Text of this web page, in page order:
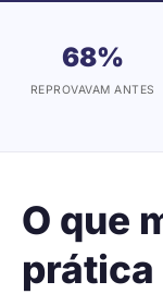
68%
REPROVAVAM ANTES
O que
prática